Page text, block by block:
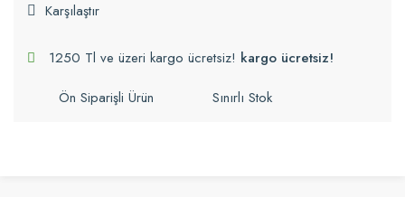
Karşılaştır
1250 Tl ve üzeri kargo ücretsiz! kargo ücretsiz!
Ön Siparişli Ürün
Sınırlı Stok